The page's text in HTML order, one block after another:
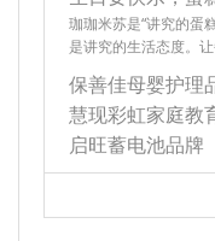
珈珈米苏是“讲究的蛋
是讲究的生活态度。
保善佳母婴护理
慧现彩虹家庭教
启旺蓄电池品牌